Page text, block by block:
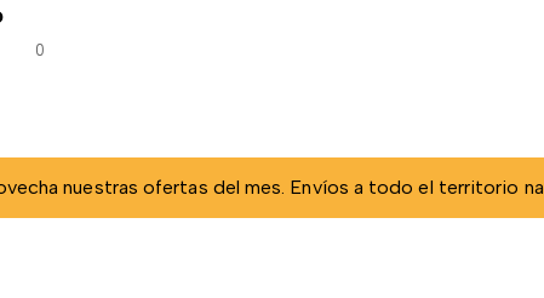
0
nuestras ofertas del mes. Envíos a todo el territorio